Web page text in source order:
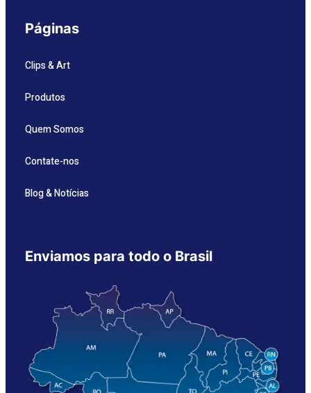
Páginas
Clips & Art
Produtos
Quem Somos
Contate-nos
Blog & Notícias
Enviamos para todo o Brasil